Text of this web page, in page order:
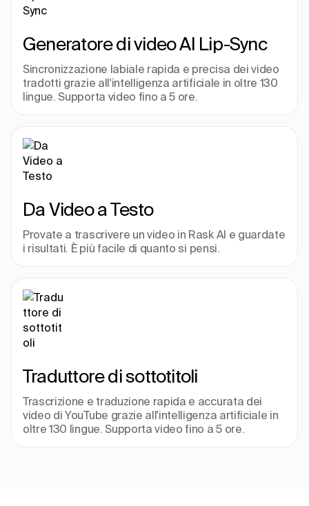
Generatore di video AI Lip-Sync
Sincronizzazione labiale rapida e precisa dei video
tradotti grazie all'intelligenza artificiale in oltre 130
lingue. Supporta video fino a 5 ore.
Da Video a Testo
Provate a trascrivere un video in Rask AI e guardate
i risultati. È più facile di quanto si pensi.
Traduttore di sottotitoli
Trascrizione e traduzione rapida e accurata dei
video di YouTube grazie all'intelligenza artificiale in
oltre 130 lingue. Supporta video fino a 5 ore.